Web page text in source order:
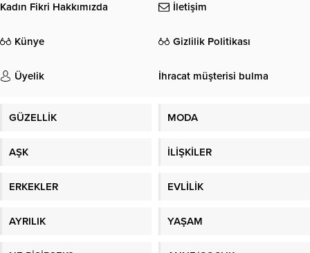
Kadın Fikri Hakkımızda İletişim
Künye Gizlilik Politikası
Üyelik İhracat müşterisi bulma
GÜZELLİK MODA
AŞK İLİŞKİLER
ERKEKLER EVLİLİK
AYRILIK YAŞAM